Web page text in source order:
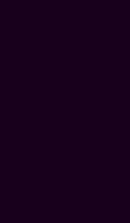
wichtig:
Das ist bei
Jungen ab dem 18.
gute
muss im
über eine
Dichte verfügen, um
zu befestigen. Falls dies
Beispiel weil sich der
dies in vielen Fällen
Vorfeld der
Ausführliche
Kieferknochen.
usw.).